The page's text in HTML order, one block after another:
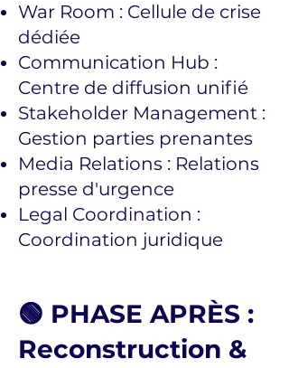
War Room : Cellule de crise
dédiée
Communication Hub :
Centre de diffusion unifié
Stakeholder Management :
Gestion parties prenantes
Media Relations : Relations
presse d'urgence
Legal Coordination :
Coordination juridique
🟢 PHASE APRÈS :
Reconstruction &